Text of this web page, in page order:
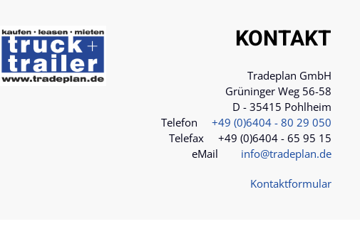
KONTAKT
Tradeplan GmbH
Grüninger Weg 56-58
D - 35415 Pohlheim
Telefon +49 (0)6404 - 80 29 050
Telefax +49 (0)6404 - 65 95 15
eMail info@tradeplan.de
Kontaktformular